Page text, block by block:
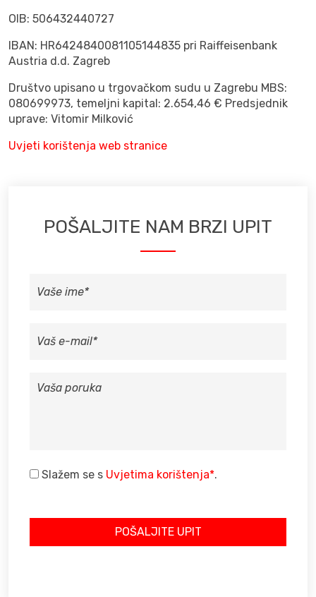
OIB: 506432440727
IBAN: HR6424840081105144835 pri Raiffeisenbank
Austria d.d. Zagreb
Društvo upisano u trgovačkom sudu u Zagrebu MBS:
080699973, temeljni kapital: 2.654,46 € Predsjednik
uprave: Vitomir Milković
Uvjeti korištenja web stranice
POŠALJITE NAM BRZI UPIT
IME
E-
PORUKA
Slažem se s Uvjetima korištenja*.